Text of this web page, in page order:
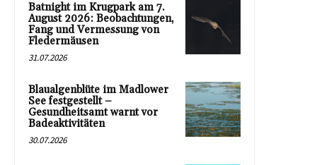
Batnight im Krugpark am 7.
August 2026: Beobachtungen,
Fang und Vermessung von
Fledermäusen
31.07.2026
Blaualgenblüte im Madlower
See festgestellt –
Gesundheitsamt warnt vor
Badeaktivitäten
30.07.2026